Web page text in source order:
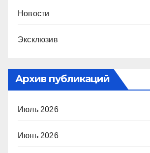
Новости
Эксклюзив
Архив публикаций
Июль 2026
Июнь 2026